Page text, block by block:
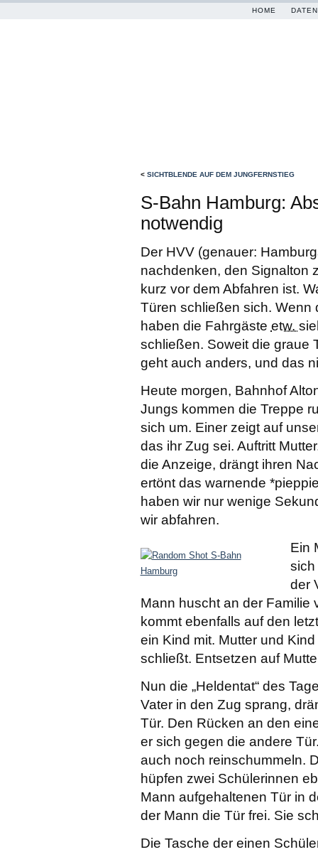
HOME
< SICHTBLENDE AUF DEM JUNGFERNSTIEG
S-Bahn Hamburg:
notwendig
Der HVV (genauer:
nachdenken, den Signalton
kurz vor dem Abfahren ist.
Türen schließen sich. Wenn
haben die Fahrgäste etw.
schließen. Soweit die graue
geht auch anders, und das
Heute morgen, Bahnhof
Jungs kommen die Treppe
sich um. Einer zeigt auf
das ihr Zug sei. Auftritt
die Anzeige, drängt ihren
ertönt das warnende
haben wir nur wenige
wir abfahren.
Ein
sich
der
Mann huscht an der Familie
kommt ebenfalls auf den
ein Kind mit. Mutter und
schließt. Entsetzen auf
Nun die „Heldentat“ des
Vater in den Zug sprang,
Tür. Den Rücken an den
er sich gegen die andere
auch noch reinschummeln.
hüpfen zwei Schülerinnen
Mann aufgehaltenen Tür in
der Mann die Tür frei. Sie
Die Tasche der einen